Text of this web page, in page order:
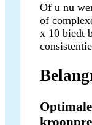
Of u nu
of
x 10 biedt